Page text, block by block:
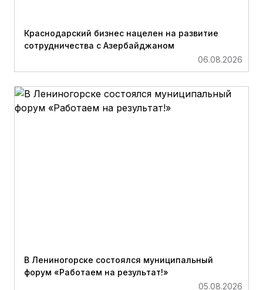
Краснодарский бизнес нацелен на развитие
сотрудничества с Азербайджаном
06.08.2026
В Лениногорске состоялся муниципальный
форум «Работаем на результат!»
05.08.2026